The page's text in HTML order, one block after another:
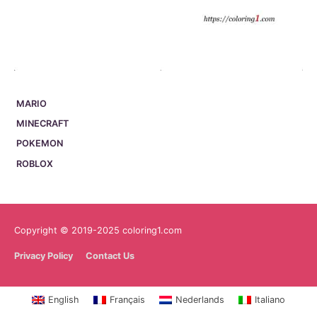
MARIO
MINECRAFT
POKEMON
ROBLOX
Copyright © 2019-2025 coloring1.com
Privacy Policy Contact Us
English Français Nederlands Italiano